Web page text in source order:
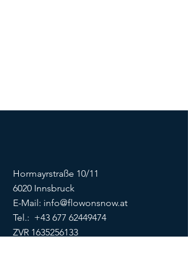
Hormayrstraße 10/11
6020 Innsbruck
E-Mail: info@flowonsnow.at
Tel.: +43 677 62449474
ZVR 1635256133